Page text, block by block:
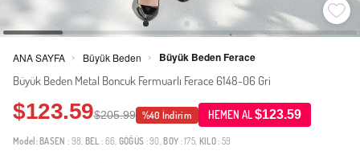
ANA SAYFA > Büyük Beden > Büyük Beden Ferace
Büyük Beden Metal Boncuk Fermuarlı Ferace 6148-06 Gri
$123.59$205.99 %40 İndirim HEMEN AL$123.59
Model: BASEN : 98, BEL : 66, GÖĞÜS : 90, BOY : 175, KILO: 59